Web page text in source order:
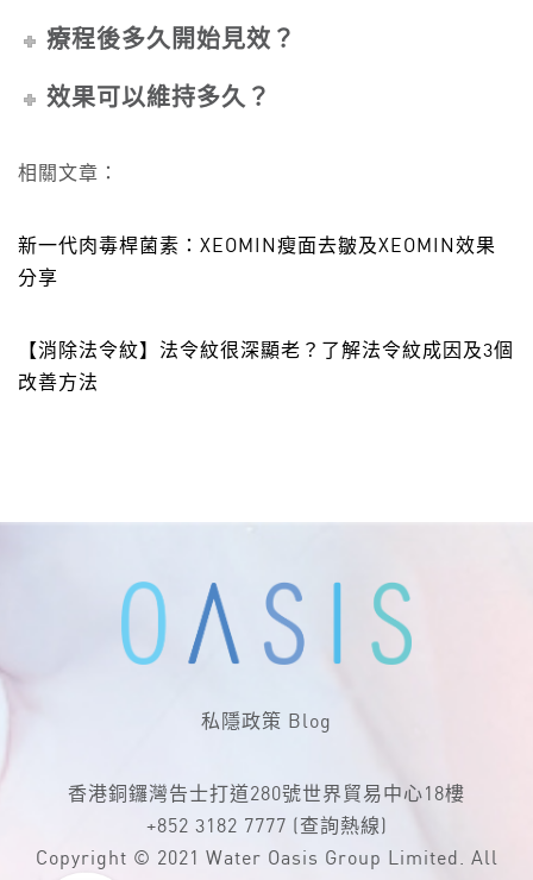
療程後多久開始見效？
效果可以維持多久？
相關文章：
新一代肉毒桿菌素：XEOMIN瘦面去皺及XEOMIN效果
分享
【消除法令紋】法令紋很深顯老？了解法令紋成因及3個
改善方法
私隱政策 Blog
香港銅鑼灣告士打道280號世界貿易中心18樓
+852 3182 7777 (查詢熱線)
Copyright © 2021 Water Oasis Group Limited. All